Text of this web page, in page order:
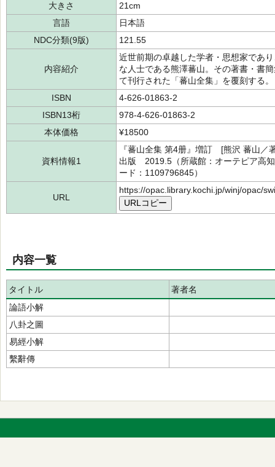
大きさ
21cm
言語
日本語
NDC分類(9版)
121.55
内容紹介
近世前期の卓越した学者・思想家であ
な人士である熊澤蕃山。その著書・書
て刊行された「蕃山全集」を覆刻する。
ISBN
4-626-01863-2
ISBN13桁
978-4-626-01863-2
本体価格
¥18500
資料情報1
『蕃山全集 第4册』増訂 [熊沢 蕃山
出版 2019.5（所蔵館：オーテピア
ード：1109796845）
URL
https://opac.library.kochi.jp/winj/opac/
URLコピー
内容一覧
タイトル
著者名
論語小解
八卦之圖
易經小解
繫辭傳